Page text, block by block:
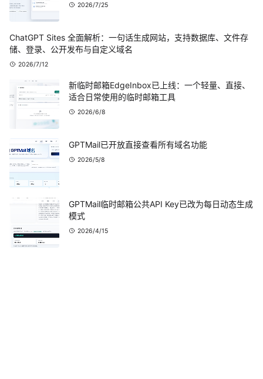
2026/7/25
ChatGPT Sites 全面解析：一句话生成网站，支持数据库、文件存
储、登录、公开发布与自定义域名
2026/7/12
新临时邮箱EdgeInbox已上线：一个轻量、直接、
适合日常使用的临时邮箱工具
2026/6/8
GPTMail已开放直接查看所有域名功能
2026/5/8
GPTMail临时邮箱公共API Key已改为每日动态生成
模式
2026/4/15